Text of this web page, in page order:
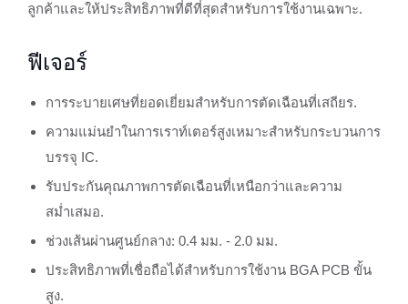
ลูกค้าและให้ประสิทธิภาพที่ดีที่สุดสำหรับการใช้งานเฉพาะ.
ฟีเจอร์
การระบายเศษที่ยอดเยี่ยมสำหรับการตัดเฉือนที่เสถียร.
ความแม่นยำในการเราท์เตอร์สูงเหมาะสำหรับกระบวนการ
บรรจุ IC.
รับประกันคุณภาพการตัดเฉือนที่เหนือกว่าและความ
สม่ำเสมอ.
ช่วงเส้นผ่านศูนย์กลาง: 0.4 มม. - 2.0 มม.
ประสิทธิภาพที่เชื่อถือได้สำหรับการใช้งาน BGA PCB ขั้น
สูง.